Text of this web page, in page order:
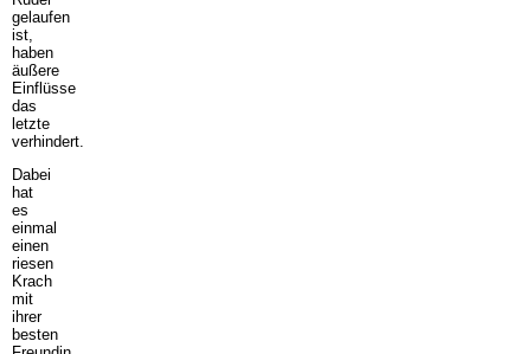
gelaufen
ist,
haben
äußere
Einflüsse
das
letzte
verhindert.
Dabei
hat
es
einmal
einen
riesen
Krach
mit
ihrer
besten